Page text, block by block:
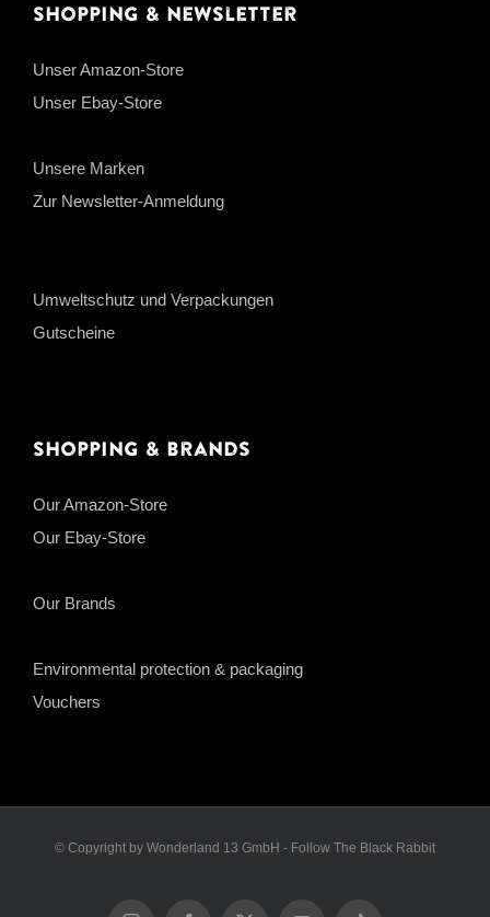
Shopping & Newsletter
Unser Amazon-Store
Unser Ebay-Store
Unsere Marken
Zur Newsletter-Anmeldung
Umweltschutz und Verpackungen
Gutscheine
Shopping & Brands
Our Amazon-Store
Our Ebay-Store
Our Brands
Environmental protection & packaging
Vouchers
© Copyright by Wonderland 13 GmbH - Follow The Black Rabbit